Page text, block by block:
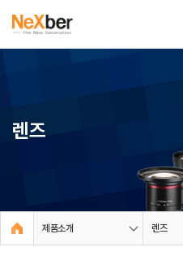
렌즈
제품소개 렌즈